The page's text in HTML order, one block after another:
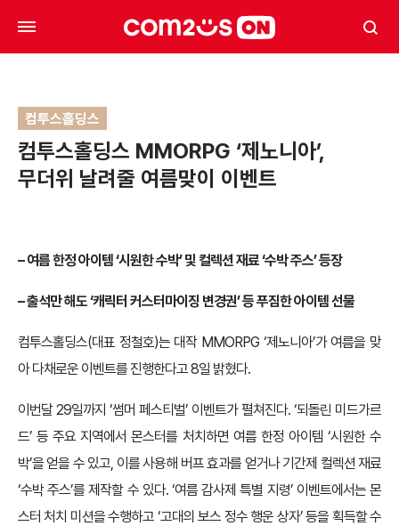
컴투스홀딩스
컴투스홀딩스 MMORPG ‘제노니아’,
무더위 날려줄 여름맞이 이벤트
– 여름 한정 아이템 ‘시원한 수박’ 및 컬렉션 재료 ‘수박 주스’ 등장
– 출석만 해도 ‘캐릭터 커스터마이징 변경권’ 등 푸짐한 아이템 선물
컴투스홀딩스(대표 정철호)는 대작 MMORPG ‘제노니아’가 여름을 맞
아 다채로운 이벤트를 진행한다고 8일 밝혔다.
이번달 29일까지 ‘썸머 페스티벌’ 이벤트가 펼쳐진다. ‘되돌린 미드가르
드’ 등 주요 지역에서 몬스터를 처치하면 여름 한정 아이템 ‘시원한 수
박’을 얻을 수 있고, 이를 사용해 버프 효과를 얻거나 기간제 컬렉션 재료
‘수박 주스’를 제작할 수 있다. ‘여름 감사제 특별 지령’ 이벤트에서는 몬
스터 처치 미션을 수행하고 ‘고대의 보스 정수 행운 상자’ 등을 획득할 수